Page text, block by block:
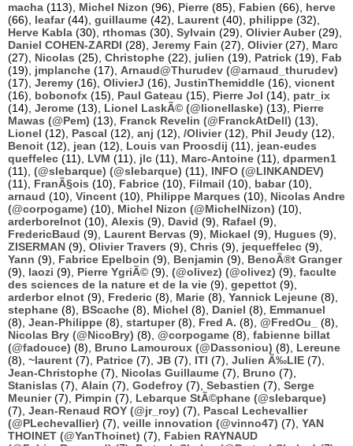
macha (113), Michel Nizon (96), Pierre (85), Fabien (66), herve
(66), leafar(44), guillaume (42), Laurent (40), philippe (32),
Herve Kabla (30), rthomas (30), Sylvain (29), Olivier Auber(29),
Daniel COHEN-ZARDI (28), Jeremy Fain (27), Olivier(27), Marc
(27), Nicolas (25), Christophe (22), julien (19), Patrick (19), Fab
(19), jmplanche (17), Arnaud@Thurudev (@arnaud_thurudev)
(17), Jeremy (16), OlivierJ (16), JustinThemiddle (16), vicnent
(16), bobonofx (15), Paul Gateau (15), Pierre Jol (14), patr_ix
(14), Jerome (13), Lionel LaskÃ© (@lionellaske) (13), Pierre
Mawas (@Pem) (13), Franck Revelin (@FranckAtDell) (13),
Lionel (12), Pascal (12), anj (12), /Olivier(12), Phil Jeudy (12),
Benoit (12), jean (12), Louis van Proosdij (11), jean-eudes
queffelec (11), LVM (11), jlc (11), Marc-Antoine (11), dparmen1
(11), (@slebarque) (@slebarque) (11), INFO (@LINKANDEV)
(11), FranÃ§ois (10), Fabrice (10), Filmail (10), babar(10),
arnaud (10), Vincent (10), Philippe Marques (10), Nicolas Andre
(@corpogame) (10), Michel Nizon (@MichelNizon) (10),
arderborelnot (10), Alexis (9), David (9), Rafael (9),
FredericBaud (9), Laurent Bervas (9), Mickael (9), Hugues (9),
ZISERMAN (9), Olivier Travers (9), Chris (9), jequeffelec (9),
Yann (9), Fabrice Epelboin (9), Benjamin (9), BenoÃ®t Granger
(9), laozi (9), Pierre YgriÃ© (9), (@olivez) (@olivez) (9), faculte
des sciences de la nature et de la vie (9), gepettot (9),
arderbor elnot (9), Frederic (8), Marie (8), Yannick Lejeune (8),
stephane (8), BScache (8), Michel (8), Daniel (8), Emmanuel
(8), Jean-Philippe (8), startuper(8), Fred A. (8), @FredOu_
(8),
Nicolas Bry (@NicoBry) (8), @corpogame (8), fabienne billat
(@fadouce) (8), Bruno Lamouroux (@Dassoniou) (8), Lereune
(8), ~laurent (7), Patrice (7), JB (7), ITI (7), Julien Ã‰LIE (7),
Jean-Christophe (7), Nicolas Guillaume (7), Bruno (7),
Stanislas (7), Alain (7), Godefroy (7), Sebastien (7), Serge
Meunier(7), Pimpin (7), Lebarque StÃ©phane (@slebarque)
(7), Jean-Renaud ROY (@jr_roy) (7), Pascal Lechevallier
(@PLechevallier) (7), veille innovation (@vinno47) (7), YAN
THOINET (@YanThoinet) (7), Fabien RAYNAUD